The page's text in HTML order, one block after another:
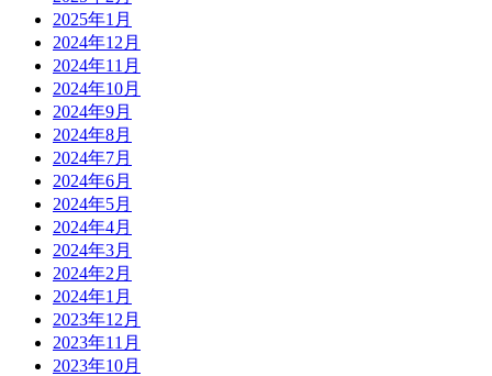
2025年1月
2024年12月
2024年11月
2024年10月
2024年9月
2024年8月
2024年7月
2024年6月
2024年5月
2024年4月
2024年3月
2024年2月
2024年1月
2023年12月
2023年11月
2023年10月